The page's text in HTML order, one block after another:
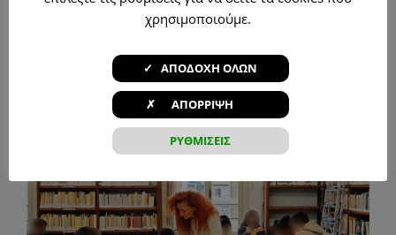
χρησιμοποιούμε.
ΡΥΘΜΙΣΕΙΣ
✓ ΑΠΟΔΟΧΗ ΟΛΩΝ
✗ ΑΠΟΡΡΙΨΗ